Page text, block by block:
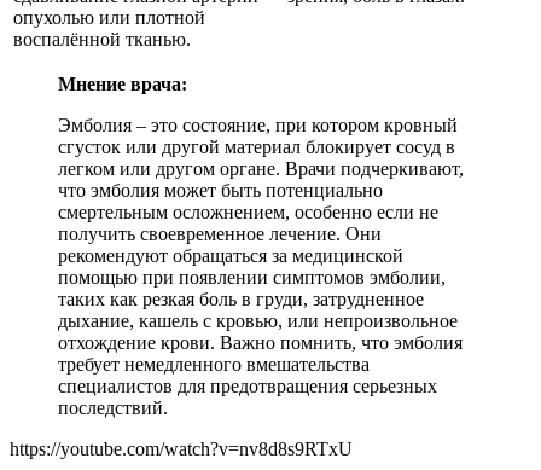
опухолью или плотной
воспалённой тканью.
Мнение врача:
Эмболия – это состояние, при котором кровный
сгусток или другой материал блокирует сосуд в
легком или другом органе. Врачи подчеркивают,
что эмболия может быть потенциально
смертельным осложнением, особенно если не
получить своевременное лечение. Они
рекомендуют обращаться за медицинской
помощью при появлении симптомов эмболии,
таких как резкая боль в груди, затрудненное
дыхание, кашель с кровью, или непроизвольное
отхождение крови. Важно помнить, что эмболия
требует немедленного вмешательства
специалистов для предотвращения серьезных
последствий.
https://youtube.com/watch?v=nv8d8s9RTxU